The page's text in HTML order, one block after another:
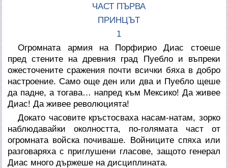
ЧАСТ ПЪРВА
ПРИНЦЪТ
1
Огромната армия на Порфирио Диас стоеше
пред стените на древния град Пуебло и въпреки
ожесточените сражения почти всички бяха в добро
настроение. Само още ден или два и Пуебло щеше
да падне, а тогава… напред към Мексико! Да живее
Диас! Да живее революцията!
Докато часовите кръстосваха насам-натам, зорко
наблюдавайки околността, по-голямата част от
огромната войска почиваше. Войниците спяха или
разговаряха с приглушени гласове, защото генерал
Диас много държеше на дисциплината.